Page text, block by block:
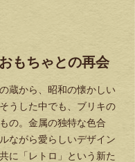
もちゃとの再会
蔵から、昭和の懐かしい
うした中でも、ブリキの
の。金属の独特な色合
ながら愛らしいデザイン
に「レトロ」という新た